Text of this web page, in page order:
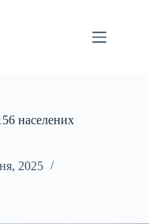
населених
2025